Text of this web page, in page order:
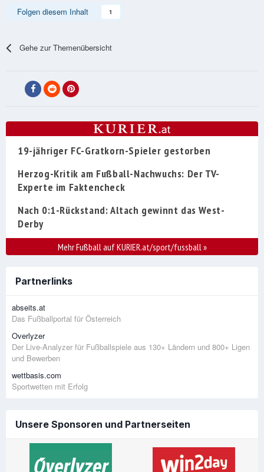
Folgen diesem Inhalt 1
Gehe zur Themenübersicht
19-jähriger FC-Gratkorn-Spieler gestorben
Herzog-Kritik am Fußball-Nachwuchs: Der TV-
Experte im Faktencheck
Nach 0:1-Rückstand: Altach gewinnt das West-
Derby
Mehr Fußball auf KURIER.at/sport/fussball»
Partnerlinks
abseits.at
Das Fußballportal für Österreich
Overlyzer
Der Live-Analyzer für Fußballspiele aus 130+ Ländern und 800+ Ligen
und Bewerben
wettbasis.com
Sportwetten mit Erfolg
Unsere Sponsoren und Partnerseiten